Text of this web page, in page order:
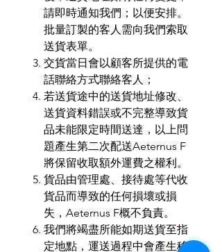
請即時通知我們；以便安排。
批量訂製的客人需向我們索取
送貨表單。
交貨當日會以顧客所提供的電
話聯絡方式聯絡客人；
若送貨途中的送貨地址修改、
送貨資料錯誤或不完整導致貨
品未能限定時間送達，以上問
題產生第二次配送Aeternus F
將保留收取額外運費之權利。
貨品由管理處、接待處等代收
貨品而導致的任何損壞或損
失， Aeternus F概不負責。
我們將竭盡所能如期送貨至指
定地點，運送過程中會產生移